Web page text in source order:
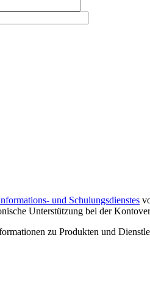
und Schulungsdienstes
Unterstützung bei der
zu Produkten und